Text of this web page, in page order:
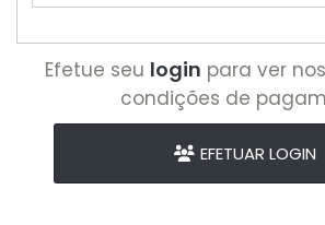
Efetue seu login para ver
condições de
EFETUAR LOGIN